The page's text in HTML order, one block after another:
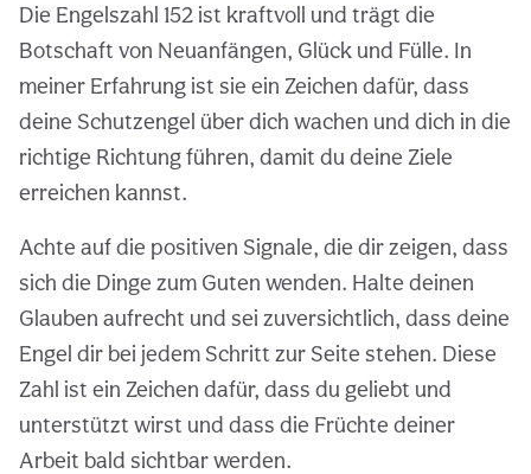
Die Engelszahl 152 ist kraftvoll und trägt die
Botschaft von Neuanfängen, Glück und Fülle. In
meiner Erfahrung ist sie ein Zeichen dafür, dass
deine Schutzengel über dich wachen und dich in die
richtige Richtung führen, damit du deine Ziele
erreichen kannst.
Achte auf die positiven Signale, die dir zeigen, dass
sich die Dinge zum Guten wenden. Halte deinen
Glauben aufrecht und sei zuversichtlich, dass deine
Engel dir bei jedem Schritt zur Seite stehen. Diese
Zahl ist ein Zeichen dafür, dass du geliebt und
unterstützt wirst und dass die Früchte deiner
Arbeit bald sichtbar werden.